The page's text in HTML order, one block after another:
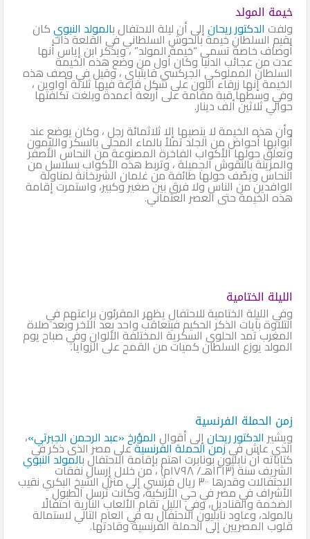
خيمة المولد
ولفت الدكتور ريحانإلى أن ليلة الاحتفال بالمولد النبويكان
يقيم السلطان خيمة بالحوش السلطاني في القلعة ذات
أوصاف خاصة تسمى “خيمة المولد” ، ويذكر ابن إياس أنها
عدت من عجائب الدنيا وكان أول من وضع هذه الخيمة
السلطان المملوكي الجركسي قايتباي ، وقيل في وصف هذه
الخيمة إنها زرقاء اللون على شكل قاعة فيها ثلاثة أواوين ،
وفي وسطها قبة مقامة على أربعة أعمدة وبلغت تكلفتها
حوالي ثلاثين ألف دينار.
وأن هذه الخيمة لا ينصبها إلا ثلاثمائة رجل ، وكان يوضع عند
أبوابها أحواض من الجلد تملأ بالماء المحلى بالسكر والليمون
وتعلق حولها الأكواب الفاخرة المصنوعة من النحاس الأصفر
والمزينة بالنقوش الجميلة ، وتربط هذه الأكواب بسلاسل من
النحاس ويصّف حولها طائفة من غلمان الشربخانة لمناولة
الوافدين من الناس ولا فرق بين صغير وكبير، واستمرت إقامة
هذه الخيمة حتى العصر العثماني.
الليلة الختامية
وفي الليلة الختامية للاحتفال يظهر المقرئون براعتهم في
التلاوة بآيات الذكر الحكيم فيتعاقب واحد بعد الآخر وبعد صلاة
المغرب تمد الحلوى السكرية المختلفة الألوان وفي صباح يوم
المولد يوزع السلطان كميات من القمح على الزوايا.
زمن الحملة الفرنسية
ويشير الدكتور ريحانإلى أقوال المؤرخ «عبد الرحمن الجبرتي»،
الذي عاش فيزمن الحملة الفرنسيةعلى مصر الذى ذكر في
كتاباته أن نابليون بونابرت اهتم بإقامة الاحتفال بالمولد النبوي
الشريف سنة (١٢١٣هـ/ ١٧٩٨م) ، من خلال إرسال نفقات
الاحتفالات وقدرها ٣٠٠ ريال فرنسي إلى منزل الشيخ البكري نقيب
الأشراف في مصر في حي الأزبكية، وكانت ترسل الطبول
الضخمة والقناديل، وفي الليل تقام الألعاب النارية احتفالًا
بالمولد، وعاود نابليون الاحتفال به في العام التالي لاستمالة
قلوب المصريين إلى الحملة الفرنسية وقادتها.